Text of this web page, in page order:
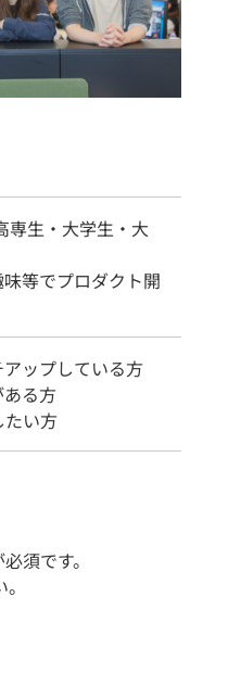
生・大学生・大
等でプロダクト開
ップしている方
る方
残したい方
須です。